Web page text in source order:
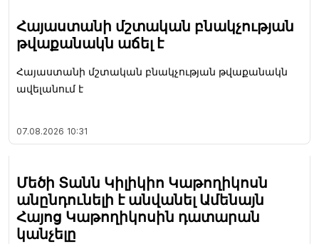
Հայաստանի մշտական բնակչության
թվաքանակն աճել է
Հայաստանի մշտական բնակչության թվաքանակն
ավելանում է
07.08.2026 10:31
Մեծի Տանն Կիլիկիո Կաթողիկոսն
անընդունելի է անվանել Ամենայն
Հայոց Կաթողիկոսին դատարան
կանչելը